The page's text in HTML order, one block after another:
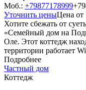
Моб.: +79877178999
Уточнить ценыЦена от
Хотите сбежать от
«Cемeйный дoм на
Оле. Этот коттедж
территории работает
Подробнее
Частный дом
Коттедж